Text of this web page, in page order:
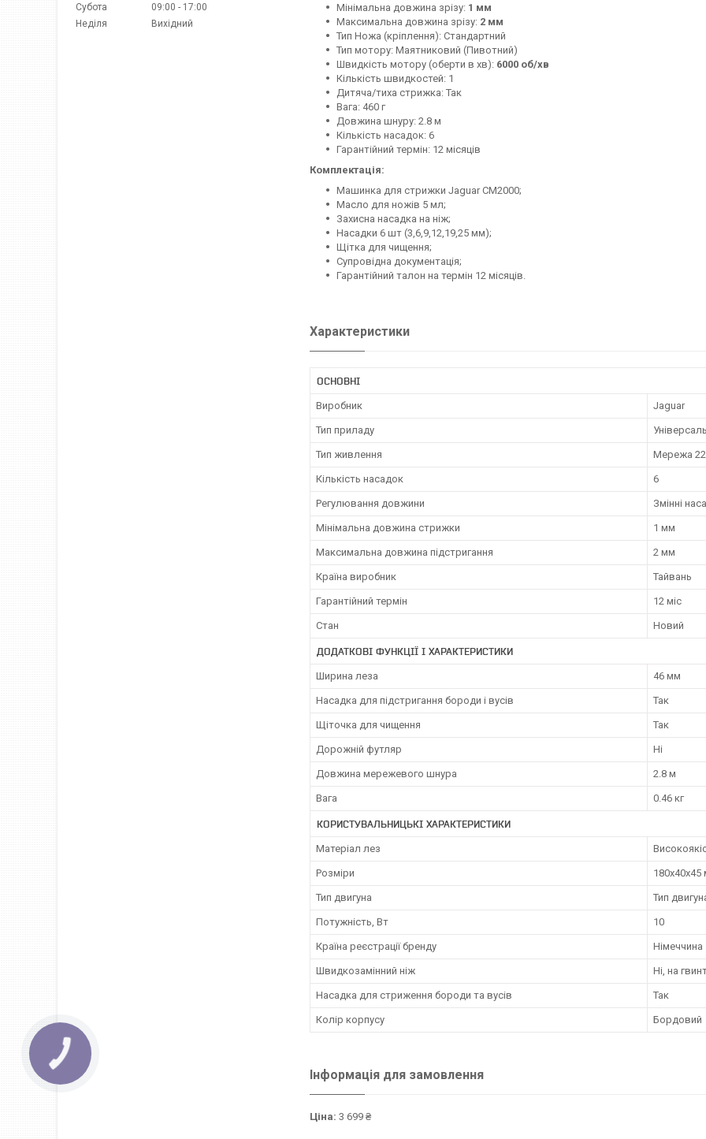
Мінімальна довжина зрізу: 1 мм
Максимальна довжина зрізу: 2 мм
Тип Ножа (кріплення): Стандартний
Тип мотору: Маятниковий (Пивотний)
Швидкість мотору (оберти в хв): 6000 об/хв
Кількість швидкостей: 1
Дитяча/тиха стрижка: Так
Вага: 460 г
Довжина шнуру: 2.8 м
Кількість насадок: 6
Гарантійний термін: 12 місяців
Комплектація:
Машинка для стрижки Jaguar CM2000;
Масло для ножів 5 мл;
Захисна насадка на ніж;
Насадки 6 шт (3,6,9,12,19,25 мм);
Щітка для чищення;
Супровідна документація;
Гарантійний талон на термін 12 місяців.
Характеристики
ОСНОВНІ
Виробник Jaguar
Тип приладу
Тип живлення Мережа
Кількість насадок 6
Регулювання довжини Змінні
Мінімальна довжина стрижки 1 мм
Максимальна довжина підстригання 2 мм
Країна виробник Тайвань
Гарантійний термін 12 міс
Стан Новий
ДОДАТКОВІ ФУНКЦІЇ І ХАРАКТЕРИСТИКИ
Ширина леза 46 мм
Насадка для підстригання бороди і вусів Так
Щіточка для чищення Так
Дорожній футляр Ні
Довжина мережевого шнура 2.8 м
Вага 0.46 кг
КОРИСТУВАЛЬНИЦЬКІ ХАРАКТЕРИСТИКИ
Матеріал лез
Розміри 180х40х45
Тип двигуна Тип
Потужність, Вт 10
Країна реєстрації бренду Німеччина
Швидкозамінний ніж Ні, на
Насадка для стриження бороди та вусів Так
Колір корпусу Бордовий
Інформація для замовлення
Ціна: 3 699 ₴
Субота
09:00
17:00
Неділя
Вихідний